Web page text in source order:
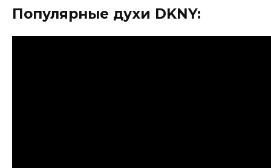
Популярные духи DKNY: